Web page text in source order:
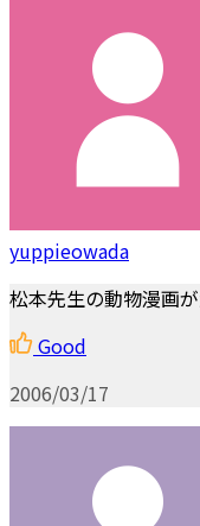
yuppieowada
松本先生の動物漫画が
Good
2006/03/17